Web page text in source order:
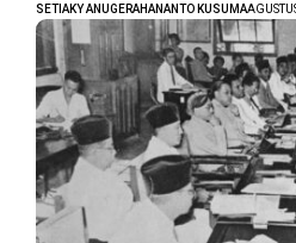
SETIAKY ANUGERAHANANTO KUSUMA